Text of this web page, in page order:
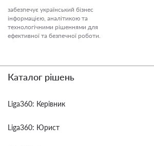
забезпечує український бізнес
інформацією, аналітикою та
технологічними рішеннями для
ефективної та безпечної роботи.
Каталог рішень
Liga360: Керівник
Liga360: Юрист